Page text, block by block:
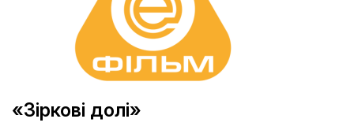
«Зіркові долі»